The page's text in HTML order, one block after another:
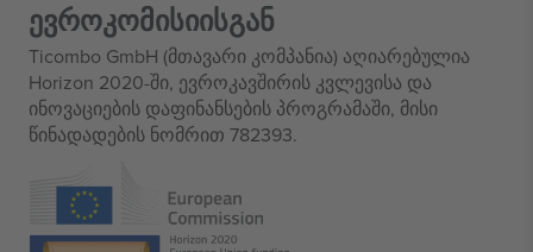
ევროკომისიისგან
Ticombo GmbH (მთავარი კომპანია) აღიარებულია
Horizon 2020-ში, ევროკავშირის კვლევისა და
ინოვაციების დაფინანსების პროგრამაში, მისი
წინადადების ნომრით 782393.